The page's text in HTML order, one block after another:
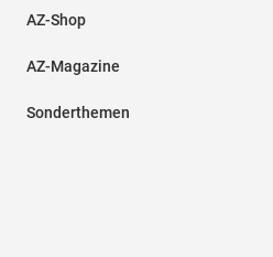
AZ-Shop
AZ-Magazine
Sonderthemen